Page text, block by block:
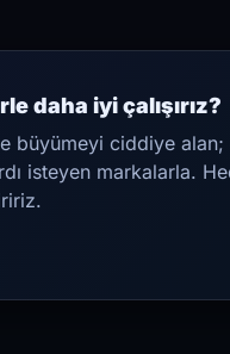
daha iyi çalışırız?
büyümeyi ciddiye
isteyen markalarla.